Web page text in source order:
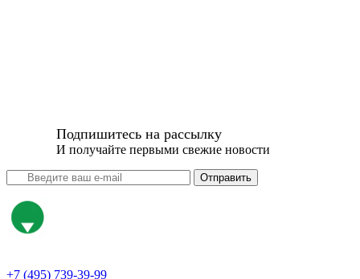
Подпишитесь на рассылку
И получайте первыми свежие новости
Отправить
+7 (495) 739-39-99